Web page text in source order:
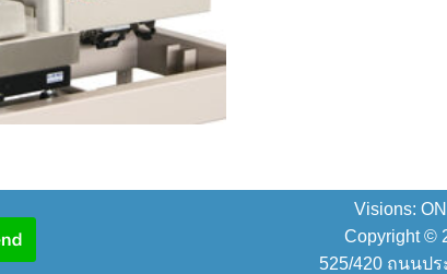
Visions:
Copyright ©
525/420 ถนนป